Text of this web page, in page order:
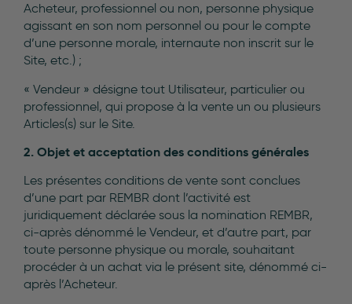
Acheteur, professionnel ou non, personne physique
agissant en son nom personnel ou pour le compte
d’une personne morale, internaute non inscrit sur le
Site, etc.) ;
« Vendeur » désigne tout Utilisateur, particulier ou
professionnel, qui propose à la vente un ou plusieurs
Articles(s) sur le Site.
2. Objet et acceptation des conditions générales
Les présentes conditions de vente sont conclues
d’une part par REMBR dont l’activité est
juridiquement déclarée sous la nomination REMBR,
ci-après dénommé le Vendeur, et d’autre part, par
toute personne physique ou morale, souhaitant
procéder à un achat via le présent site, dénommé ci-
après l’Acheteur.